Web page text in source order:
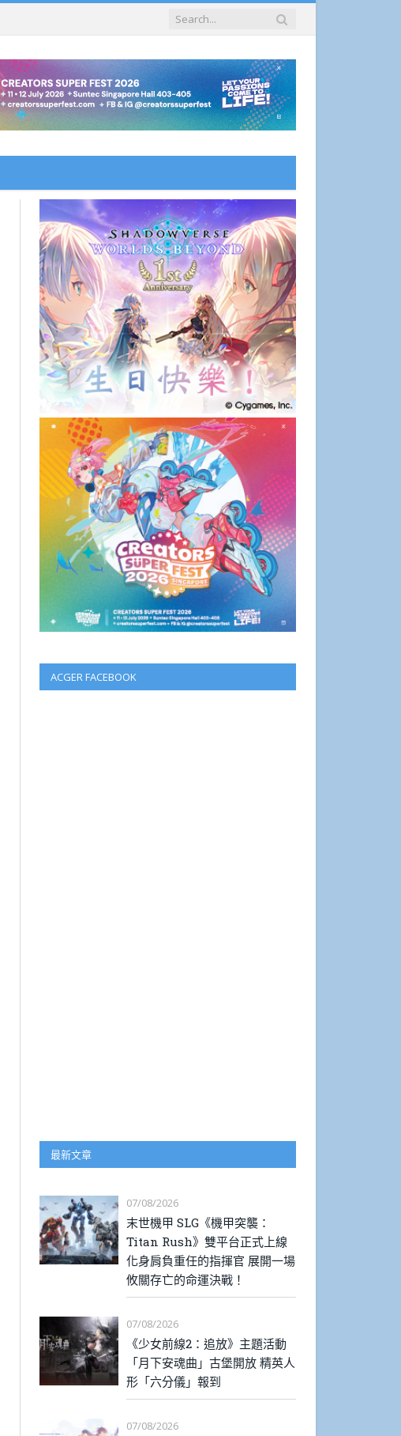
ACGER FACEBOOK
最新文章
07/08/2026
末世機甲 SLG《機甲突襲：
Titan Rush》雙平台正式上線
化身肩負重任的指揮官 展開一場
攸關存亡的命運決戰！
07/08/2026
《少女前線2：追放》主題活動
「月下安魂曲」古堡開放 精英人
形「六分儀」報到
07/08/2026